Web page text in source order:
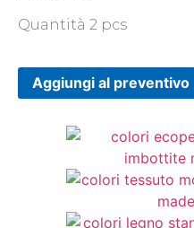
Quantità 2 pcs
Aggiungi al preventivo